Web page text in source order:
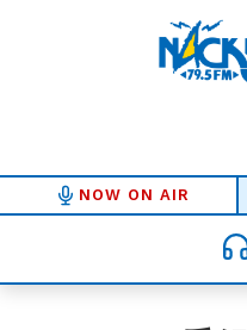
NOW ON AIR